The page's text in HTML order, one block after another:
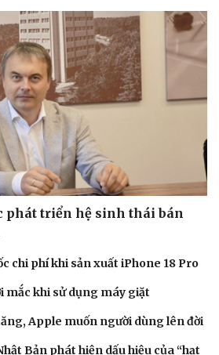
phát triển hệ sinh thái bán
chi phí khi sản xuất iPhone 18 Pro
mắc khi sử dụng máy giặt
Apple muốn người dùng lên đời
Bản phát hiện dấu hiệu của “hạt